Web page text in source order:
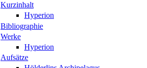
Kurzinhalt
Hyperion
Bibliographie
Werke
Hyperion
Aufsätze